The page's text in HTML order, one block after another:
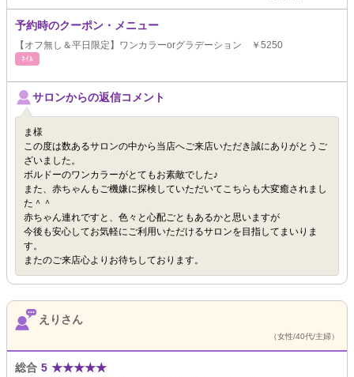
予約時のクーポン・メニュー
【オフ無し＆平日限定】ワンカラーorグラデーション ￥5250
ﾈｲﾙ
サロンからの返信コメント
ま様
この度は数あるサロンの中から当店へご来店いただき誠にありがとうご
ざいました。
ボルドーのワンカラーがとてもお素敵でした♪
また、赤ちゃんもご機嫌に探検していただいてこちらも大変癒されまし
た＾＾
赤ちゃん連れですと、色々と心配ごともあるかと思いますが
今後も安心してお気軽にご利用いただけるサロンを目指してまいりま
す。
またのご来店心よりお待ちしております。
えりさん
（女性/40代/主婦）
総合 5 ★★★★★